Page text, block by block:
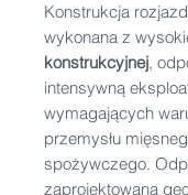
Konstrukcja
wykonana z
konstrukcyjnej,
intensywną
wymagających
przemysłu
spożywczego.
zaprojektowana